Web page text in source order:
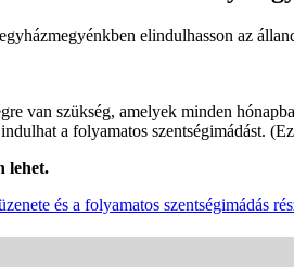
elindulhasson az
van szükség, amelyek minden
a folyamatos szentségimádást.
lehet.
és a folyamatos szentségimádás